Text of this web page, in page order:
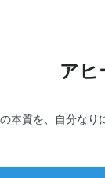
アヒ
本質を、自分なり